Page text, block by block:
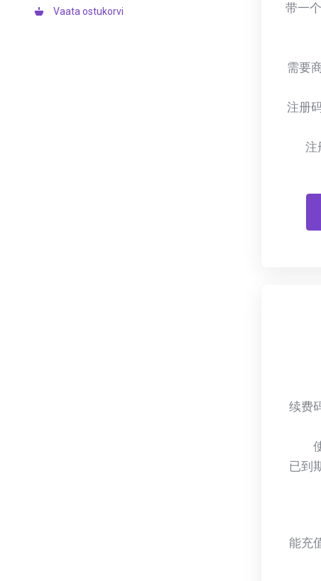
Vaata ostukorvi
带一
需要
注册
注
能充
续费
已到